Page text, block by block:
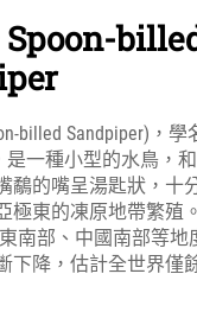
Spoon-
billed Sandpiper)，學
是一種小型的水鳥，
鷸的嘴呈湯匙狀，十
極東的凍原地帶繁殖
南部、中國南部等地
下降，估計全世界僅